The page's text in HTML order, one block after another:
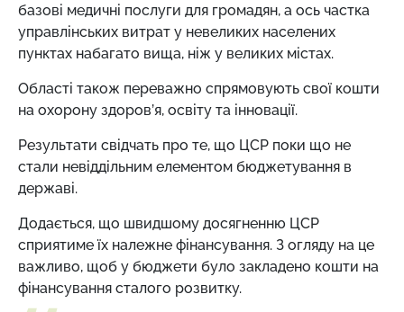
базові медичні послуги для громадян, а ось частка
управлінських витрат у невеликих населених
пунктах набагато вища, ніж у великих містах.
Області також переважно спрямовують свої кошти
на охорону здоров’я, освіту та інновації.
Результати свідчать про те, що ЦСР поки що не
стали невіддільним елементом бюджетування в
державі.
Додається, що швидшому досягненню ЦСР
сприятиме їх належне фінансування. З огляду на це
важливо, щоб у бюджети було закладено кошти на
фінансування сталого розвитку.